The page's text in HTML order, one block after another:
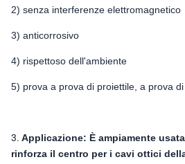
2) senza interferenze elettromagnetico
3) anticorrosivo
4) rispettoso dell'ambiente
5) prova a prova di proiettile, a prova
3. Applicazione: È ampiamente
rinforza il centro per i cavi ottici